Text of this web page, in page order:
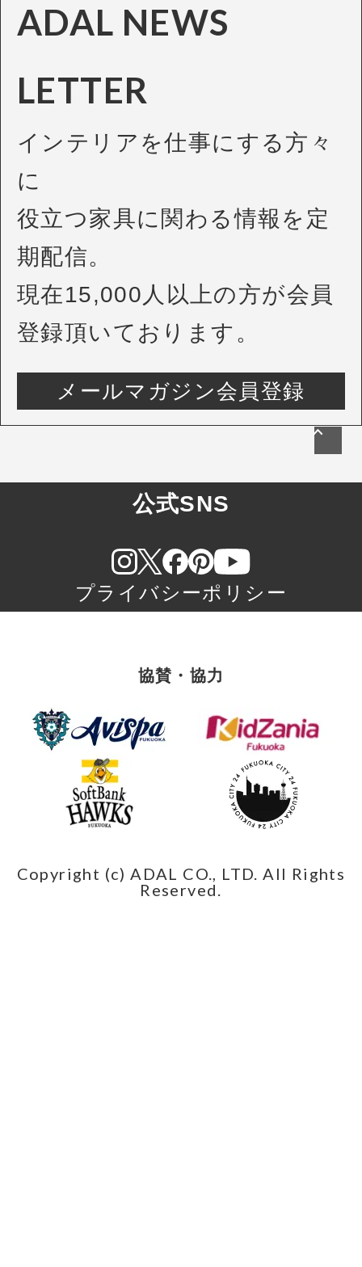
ADAL NEWS
LETTER
インテリアを仕事にする方々
に
役立つ家具に関わる情報を定
期配信。
現在15,000人以上の方が会員
登録頂いております。
メールマガジン会員登録
公式SNS
プライバシーポリシー
協賛・協力
Copyright (c) ADAL CO., LTD. All Rights
Reserved.